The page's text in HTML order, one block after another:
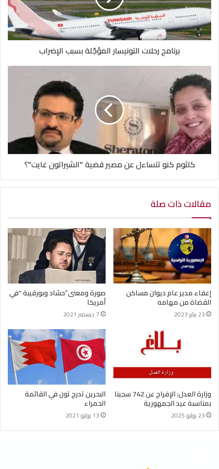
برنامج رحلات التونيسار المؤجّلة بسبب الإضراب
كلثوم كنو تتساءل عن مصير قضية "الشيراتون غايت"؟
مقالات ذات صلة
إعفاء مدير عام ديوان مساكن
القضاة من مهامه
23 يناير 2023
صورة ومعنى”حشاد وبورقيبة “في
أمريكا
7 ديسمبر 2021
وزارة العدل: الإفراج عن 742 سجينا
بمناسبة عيد الجمهورية
23 يوليو 2025
البحرين تدرج تون في القائمة
الحمراء
13 يوليو 2021